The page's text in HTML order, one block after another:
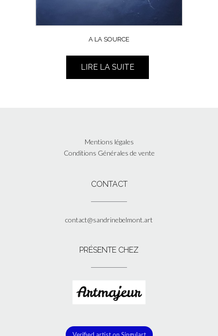
A LA SOURCE
LIRE LA SUITE
Mentions légales
Conditions Générales de vente
CONTACT
contact@sandrinebelmont.art
PRÉSENTE CHEZ